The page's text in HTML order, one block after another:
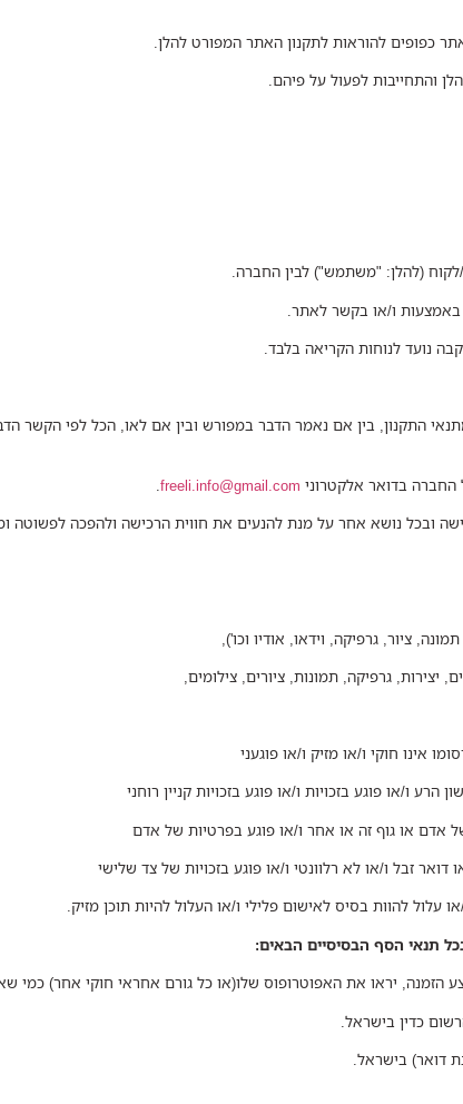
כפופים להוראות לתקנון האתר המפורט להלן.
והתחייבות לפעול על פיהם.
לקוח (להלן: "משתמש") לבין החברה.
באמצעות ו/או בקשר לאתר.
נועד לנוחות הקריאה בלבד.
התקנון, בין אם נאמר הדבר במפורש ובין אם לאו, הכל לפי הקשר
החברה בדואר אלקטרוני freeli.info@gmail.com
.
ובכל נושא אחר על מנת להנעים את חווית הרכישה ולהפכה לפשוטה
ציור, גרפיקה, וידאו, אודיו וכו'),
גרפיקה, תמונות, ציורים, צילומים,
אינו חוקי ו/או מזיק ו/או פוגעני
ו/או פוגע בזכויות ו/או פוגע בזכויות קניין רוחני
אדם או גוף זה או אחר ו/או פוגע בפרטיות של אדם
זבל ו/או לא רלוונטי ו/או פוגע בזכויות של צד שלישי
עלול להוות בסיס לאישום פלילי ו/או העלול להיות תוכן מזיק.
הזמנה, יראו את האפוטרופוס שלו(או כל גורם אחראי חוקי אחר) כמי
כדין בישראל.
דואר) בישראל.